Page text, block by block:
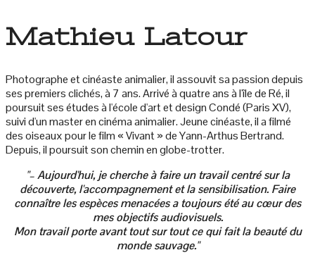
Mathieu Latour
Photographe et cinéaste animalier, il assouvit sa passion depuis
ses premiers clichés, à 7 ans. Arrivé à quatre ans à l'île de Ré, il
poursuit ses études à l'école d'art et design Condé (Paris XV),
suivi d'un master en cinéma animalier. Jeune cinéaste, il a filmé
des oiseaux pour le film « Vivant » de Yann-Arthus Bertrand.
Depuis, il poursuit son chemin en globe-trotter.
"– Aujourd'hui, je cherche à faire un travail centré sur la
découverte, l'accompagnement et la sensibilisation. Faire
connaître les espèces menacées a toujours été au cœur des
mes objectifs audiovisuels.
Mon travail porte avant tout sur tout ce qui fait la beauté du
monde sauvage."